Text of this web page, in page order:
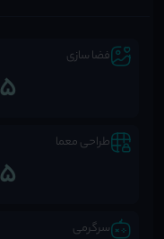
فضا سازی
5
طراحی معما
5
سرگرمی